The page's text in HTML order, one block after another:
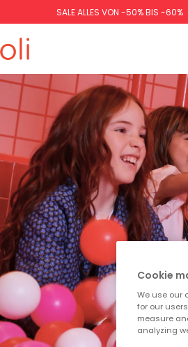
SALE ALLES VON -50% BIS -60%
Cookie
We use our
for our
measure
analyzing